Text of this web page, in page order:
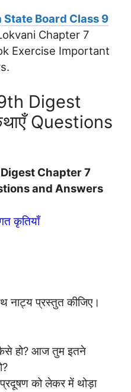
Board Class 9
Chapter 7
Exercise Important
Digest
Questions
Chapter 7
and Answers
कृतियाँ
नाट्य प्रस्तुत कीजिए।
हो? आज तुम इतने
को लेकर में थोड़ा